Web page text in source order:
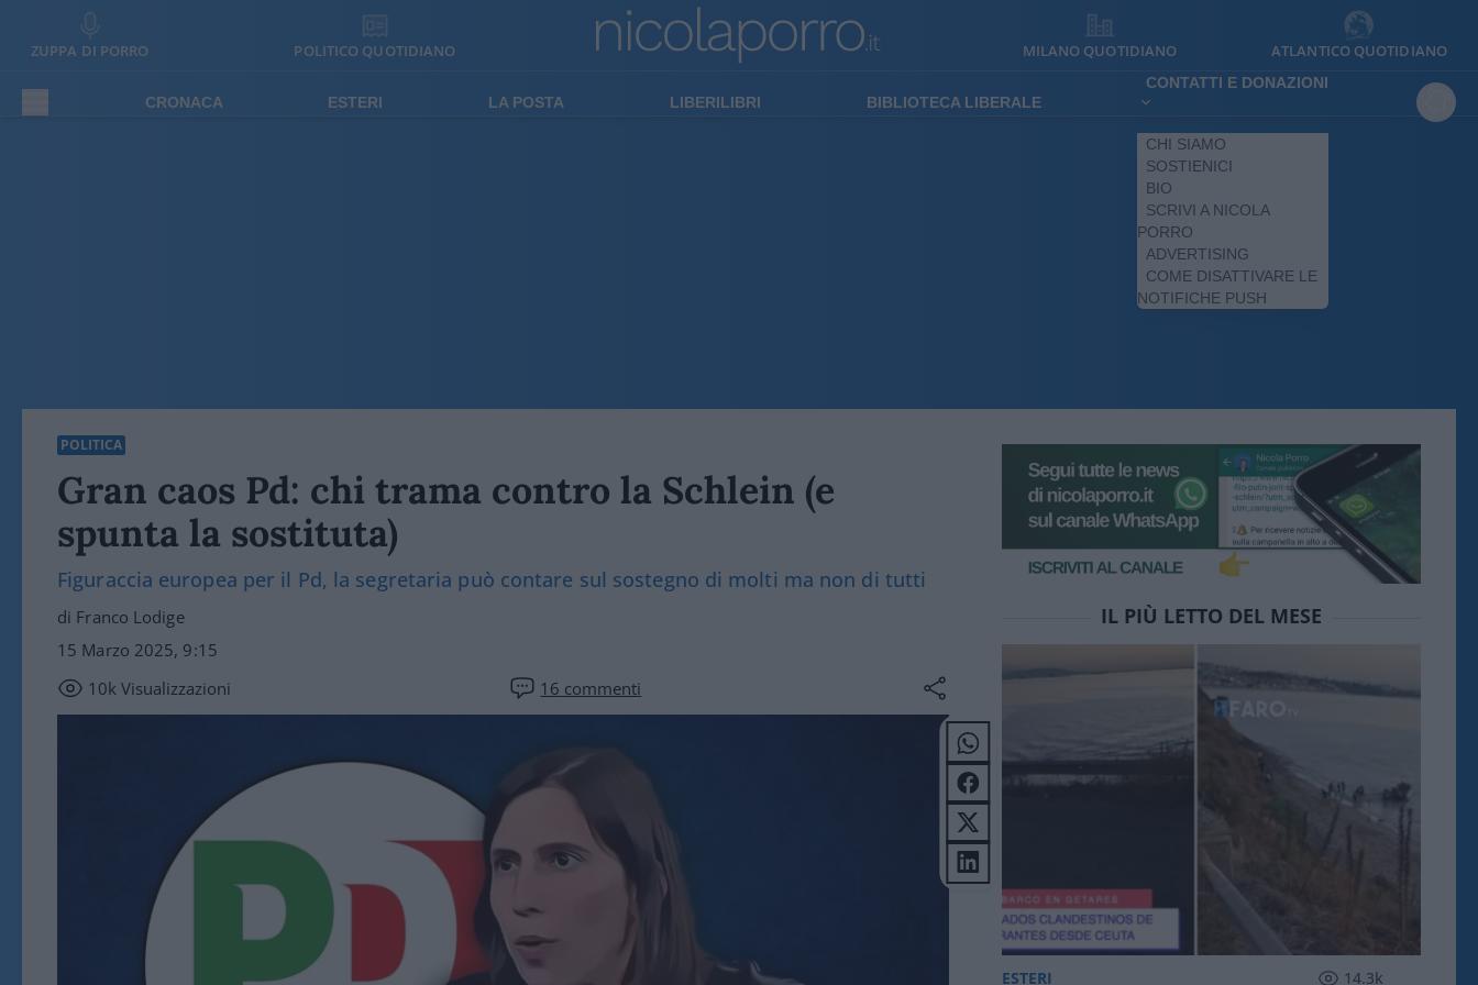
ZUPPA DI PORRO POLITICO QUOTIDIANO MILANO QUOTIDIANO ATLANTICO QUOTIDIANO
CRONACA ESTERI LA POSTA LIBERILIBRI BIBLIOTECA LIBERALE
CONTATTI E DONAZIONI
CHI SIAMO
SOSTIENICI
BIO
SCRIVI A NICOLA
PORRO
ADVERTISING
COME DISATTIVARE LE
NOTIFICHE PUSH
POLITICA
Gran caos Pd: chi trama contro la Schlein (e
spunta la sostituta)
Figuraccia europea per il Pd, la segretaria può contare sul sostegno di molti ma non di tutti
di Franco Lodige
15 Marzo 2025, 9:15
10k Visualizzazioni 16 commenti
IL PIÙ LETTO DEL MESE
ESTERI 14.3k